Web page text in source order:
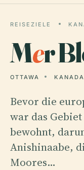
REISEZIELE
Mer
OTTAWA KANADA
Bevor die
war das
bewohnt,
Anishinaabe,
Moores…